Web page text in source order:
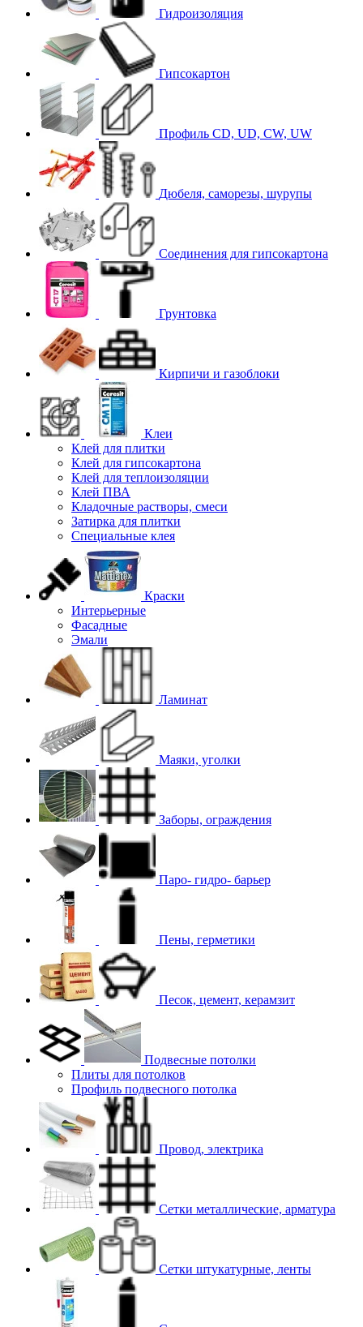
Гидроизоляция
Гипсокартон
Профиль CD, UD, CW, UW
Дюбеля, саморезы, шурупы
Соединения для гипcокартона
Грунтовка
Кирпичи и газоблоки
Клеи
Клей для плитки
Клей для гипсокартона
Клей для теплоизоляции
Клей ПВА
Кладочные растворы, смеси
Затирка для плитки
Специальные клея
Краски
Интерьерные
Фасадные
Эмали
Ламинат
Маяки, уголки
Заборы, ограждения
Паро- гидро- барьер
Пены, герметики
Песок, цемент, керамзит
Подвесные потолки
Плиты для потолков
Профиль подвесного потолка
Провод, электрика
Сетки металлические, арматура
Сетки штукатурные, ленты